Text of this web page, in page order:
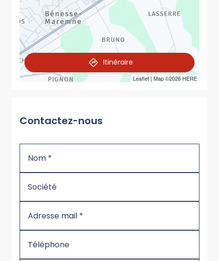
Leaflet | Map ©2026 HERE
Itinéraire
Contactez-nous